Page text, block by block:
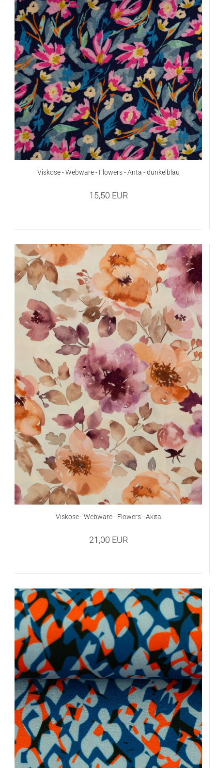
Viskose - Webware - Flowers - Anta - dunkelblau
15,50 EUR
Viskose - Webware - Flowers - Akita
21,00 EUR